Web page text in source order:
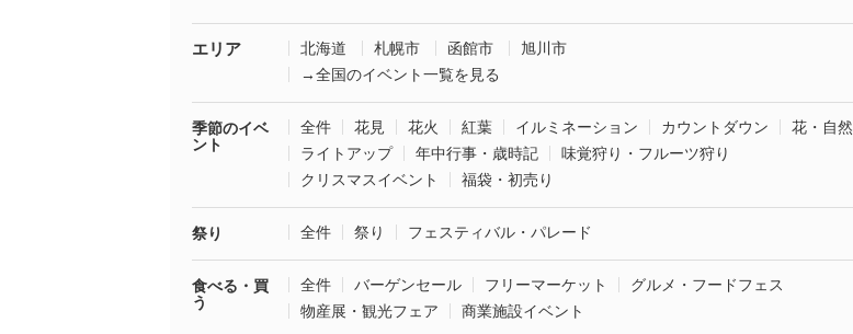
エリア 北海道 札幌市 函館市
旭川市
→全国のイベント一覧を見る
季節のイベ
ント
全件 花見 花火 紅葉 イルミネーション カウントダウン
花・自然
ライトアップ
年中行事・歳時記
味覚狩り・フルーツ狩り
クリスマスイベント
福袋・初売り
祭り 全件 祭り フェスティバル・パレード
食べる・買
う
全件 バーゲンセール フリーマーケット
グルメ・フードフェス
物産展・観光フェア
商業施設イベント